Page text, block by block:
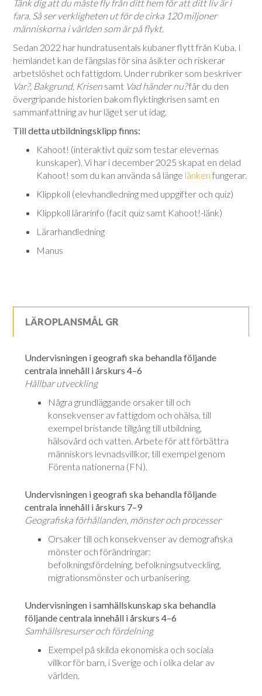
Tänk dig att du måste fly från ditt hem för att ditt liv är i
fara. Så ser verkligheten ut för de cirka 120 miljoner
människorna i världen som är på flykt.
Sedan 2022 har hundratusentals kubaner flytt från Kuba. I
hemlandet kan de fängslas för sina åsikter och riskerar
arbetslöshet och fattigdom. Under rubriker som beskriver
Var?, Bakgrund, Krisen samt Vad händer nu?får du den
övergripande historien bakom flyktingkrisen samt en
sammanfattning av hur läget ser ut idag.
Till detta utbildningsklipp finns:
Kahoot! (interaktivt quiz som testar elevernas
kunskaper). Vi har i december 2025 skapat en delad
Kahoot! som du kan använda så länge länken fungerar.
Klippkoll (elevhandledning med uppgifter och quiz)
Klippkoll lärarinfo (facit quiz samt Kahoot!-länk)
Lärarhandledning
Manus
LÄROPLANSMÅL GR
Undervisningen i geografi ska behandla följande
centrala innehåll i årskurs 4–6
Hållbar utveckling
Några grundläggande orsaker till och
konsekvenser av fattigdom och ohälsa, till
exempel bristande tillgång till utbildning,
hälsovård och vatten. Arbete för att förbättra
människors levnadsvillkor, till exempel genom
Förenta nationerna (FN).
Undervisningen i geografi ska behandla följande
centrala innehåll i årskurs 7–9
Geografiska förhållanden, mönster och processer
Orsaker till och konsekvenser av demografiska
mönster och förändringar:
befolkningsfördelning, befolkningsutveckling,
migrationsmönster och urbanisering.
Undervisningen i samhällskunskap ska behandla
följande centrala innehåll i årskurs 4–6
Samhällsresurser och fördelning
Exempel på skilda ekonomiska och sociala
villkor för barn, i Sverige och i olika delar av
världen.